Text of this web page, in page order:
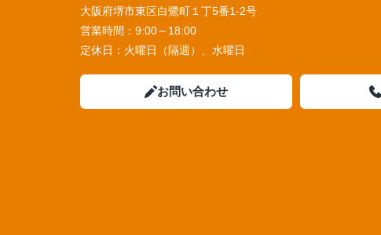
大阪府堺市東区白鷺町１丁5番1‐2号
営業時間： 9:00～18:00
定休日： 火曜日（隔週）、水曜日
お問い合わせ